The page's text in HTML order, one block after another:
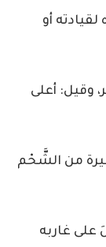
أو
وقيل: أعلى
من الشَّحْم
على غاربه